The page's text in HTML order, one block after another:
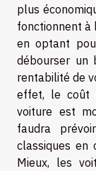
plus
fonctionnent à
en optant
débourser un
rentabilité de
effet, le coût
voiture est
faudra
classiques en
Mieux, les